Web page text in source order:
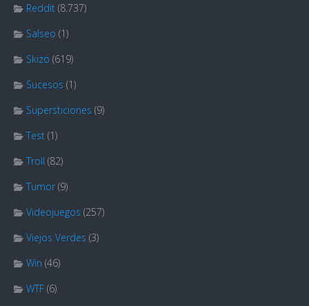
Reddit (8.737)
Salseo (1)
Skizo (619)
Sucesos (1)
Supersticiones (9)
Test (1)
Troll (82)
Tumor (9)
Videojuegos (257)
Viejos Verdes (3)
Win (46)
WTF (6)